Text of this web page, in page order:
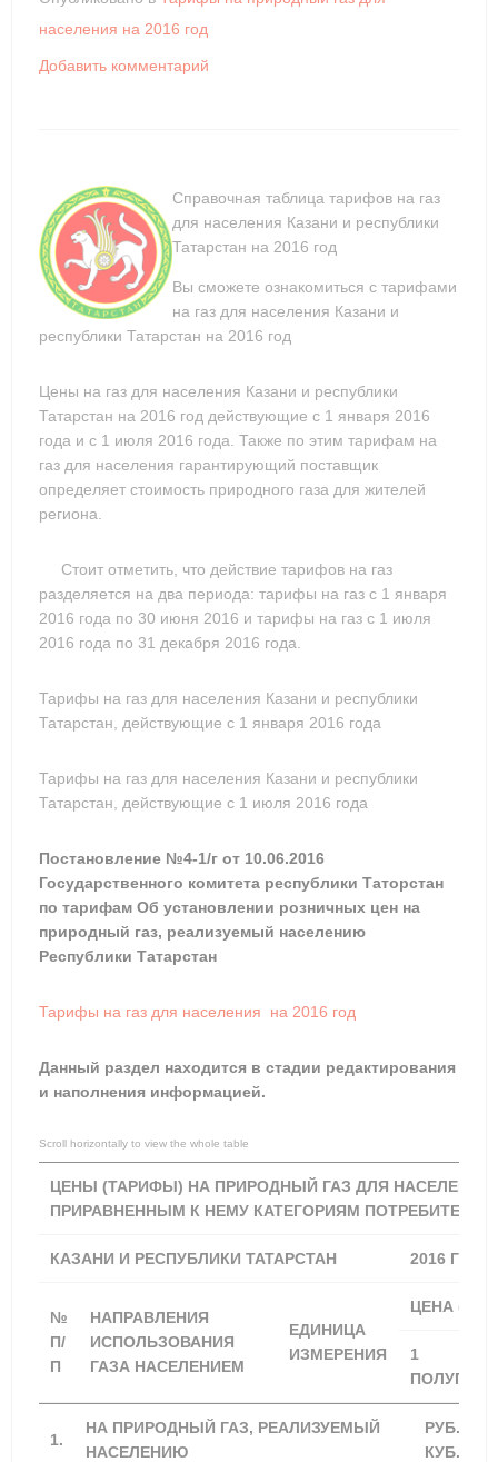
населения на 2016 год
Добавить комментарий
Справочная таблица тарифов на газ
для населения Казани и республики
Татарстан на 2016 год
Вы сможете ознакомиться с тарифами
на газ для населения Казани и
республики Татарстан на 2016 год
Цены на газ для населения Казани и республики
Татарстан на 2016 год действующие с 1 января 2016
года и с 1 июля 2016 года. Также по этим тарифам на
газ для населения гарантирующий поставщик
определяет стоимость природного газа для жителей
региона.
Стоит отметить, что действие тарифов на газ
разделяется на два периода: тарифы на газ с 1 января
2016 года по 30 июня 2016 и тарифы на газ с 1 июля
2016 года по 31 декабря 2016 года.
Тарифы на газ для населения Казани и республики
Татарстан, действующие с 1 января 2016 года
Тарифы на газ для населения Казани и республики
Татарстан, действующие с 1 июля 2016 года
Постановление №4-1/г от 10.06.2016
Государственного комитета республики Таторстан
по тарифам Об установлении розничных цен на
природный газ, реализуемый населению
Республики Татарстан
Тарифы на газ для населения на 2016 год
Данный раздел находится в стадии редактирования
и наполнения информацией.
ЦЕНЫ (ТАРИФЫ) НА ПРИРОДНЫЙ ГАЗ ДЛЯ НАСЕЛЕНИЯ
ПРИРАВНЕННЫМ К НЕМУ КАТЕГОРИЯМ ПОТРЕБИТЕЛЕЙ
КАЗАНИ И РЕСПУБЛИКИ ТАТАРСТАН 2016 ГОД
№
П/
П
НАПРАВЛЕНИЯ
ИСПОЛЬЗОВАНИЯ
ГАЗА НАСЕЛЕНИЕМ
ЕДИНИЦА
ИЗМЕРЕНИЯ
ЦЕНА
1
1.
НА ПРИРОДНЫЙ ГАЗ, РЕАЛИЗУЕМЫЙ
НАСЕЛЕНИЮ
РУБ./
КУБ.М